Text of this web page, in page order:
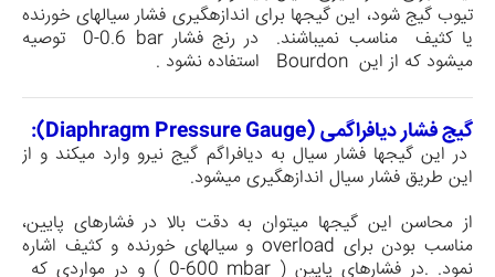
تیوب گیج شود، این گیج­ها برای اندازه­گیری فشار سیال­های خورنده
یا کثیف مناسب نمی­باشند. در رنج فشار0-0.6 bar توصیه
میشود که از این Bourdon استفاده نشود .
گیج فشار دیافراگمی (Diaphragm Pressure Gauge
):
در این گیج­ها فشار سیال به دیافراگم گیج نیرو وارد می­کند و از
این طریق فشار سیال اندازه­گیری می­شود.
از محاسن این گیج­ها می­توان به دقت بالا در فشارهای پایین،
مناسب بودن برای overload و سیال­های خورنده و کثیف اشاره
نمود. .در فشارهای پایین ( 0-600 mbar ) و در مواردی که